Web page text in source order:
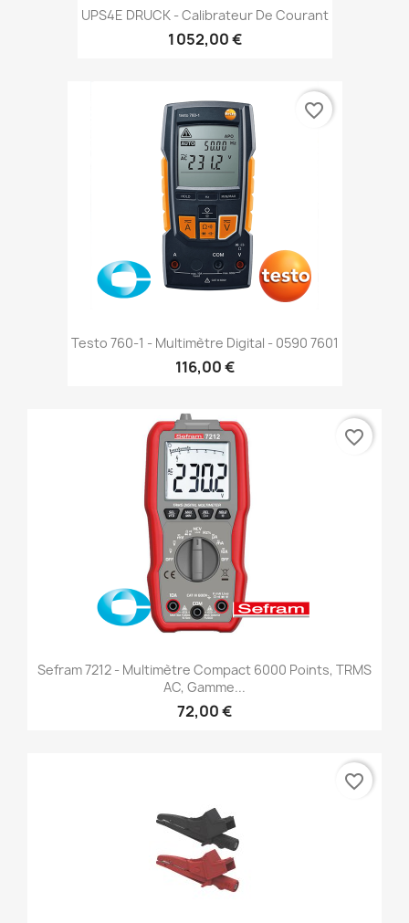
UPS4E DRUCK - Calibrateur De Courant
1 052,00 €
Testo 760-1 - Multimètre Digital - 0590 7601
116,00 €
favorite_border
Sefram 7212 - Multimètre Compact 6000 Points, TRMS
AC, Gamme...
72,00 €
favorite_border
favorite_border